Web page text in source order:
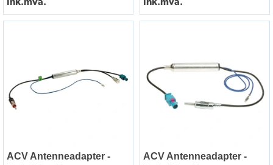
ACV Antenneadapter -
ACV Antenneadapter -